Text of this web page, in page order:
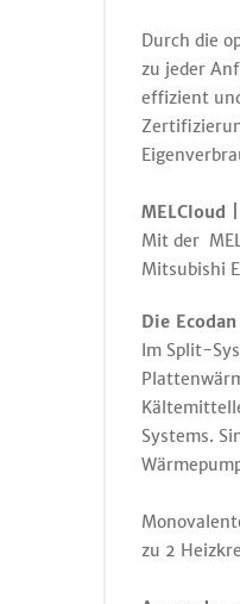
Durch die
zu jeder
effizient
MELCloud
Mit der
Mitsubishi
Die
Im Split-
Systems.
zu 2